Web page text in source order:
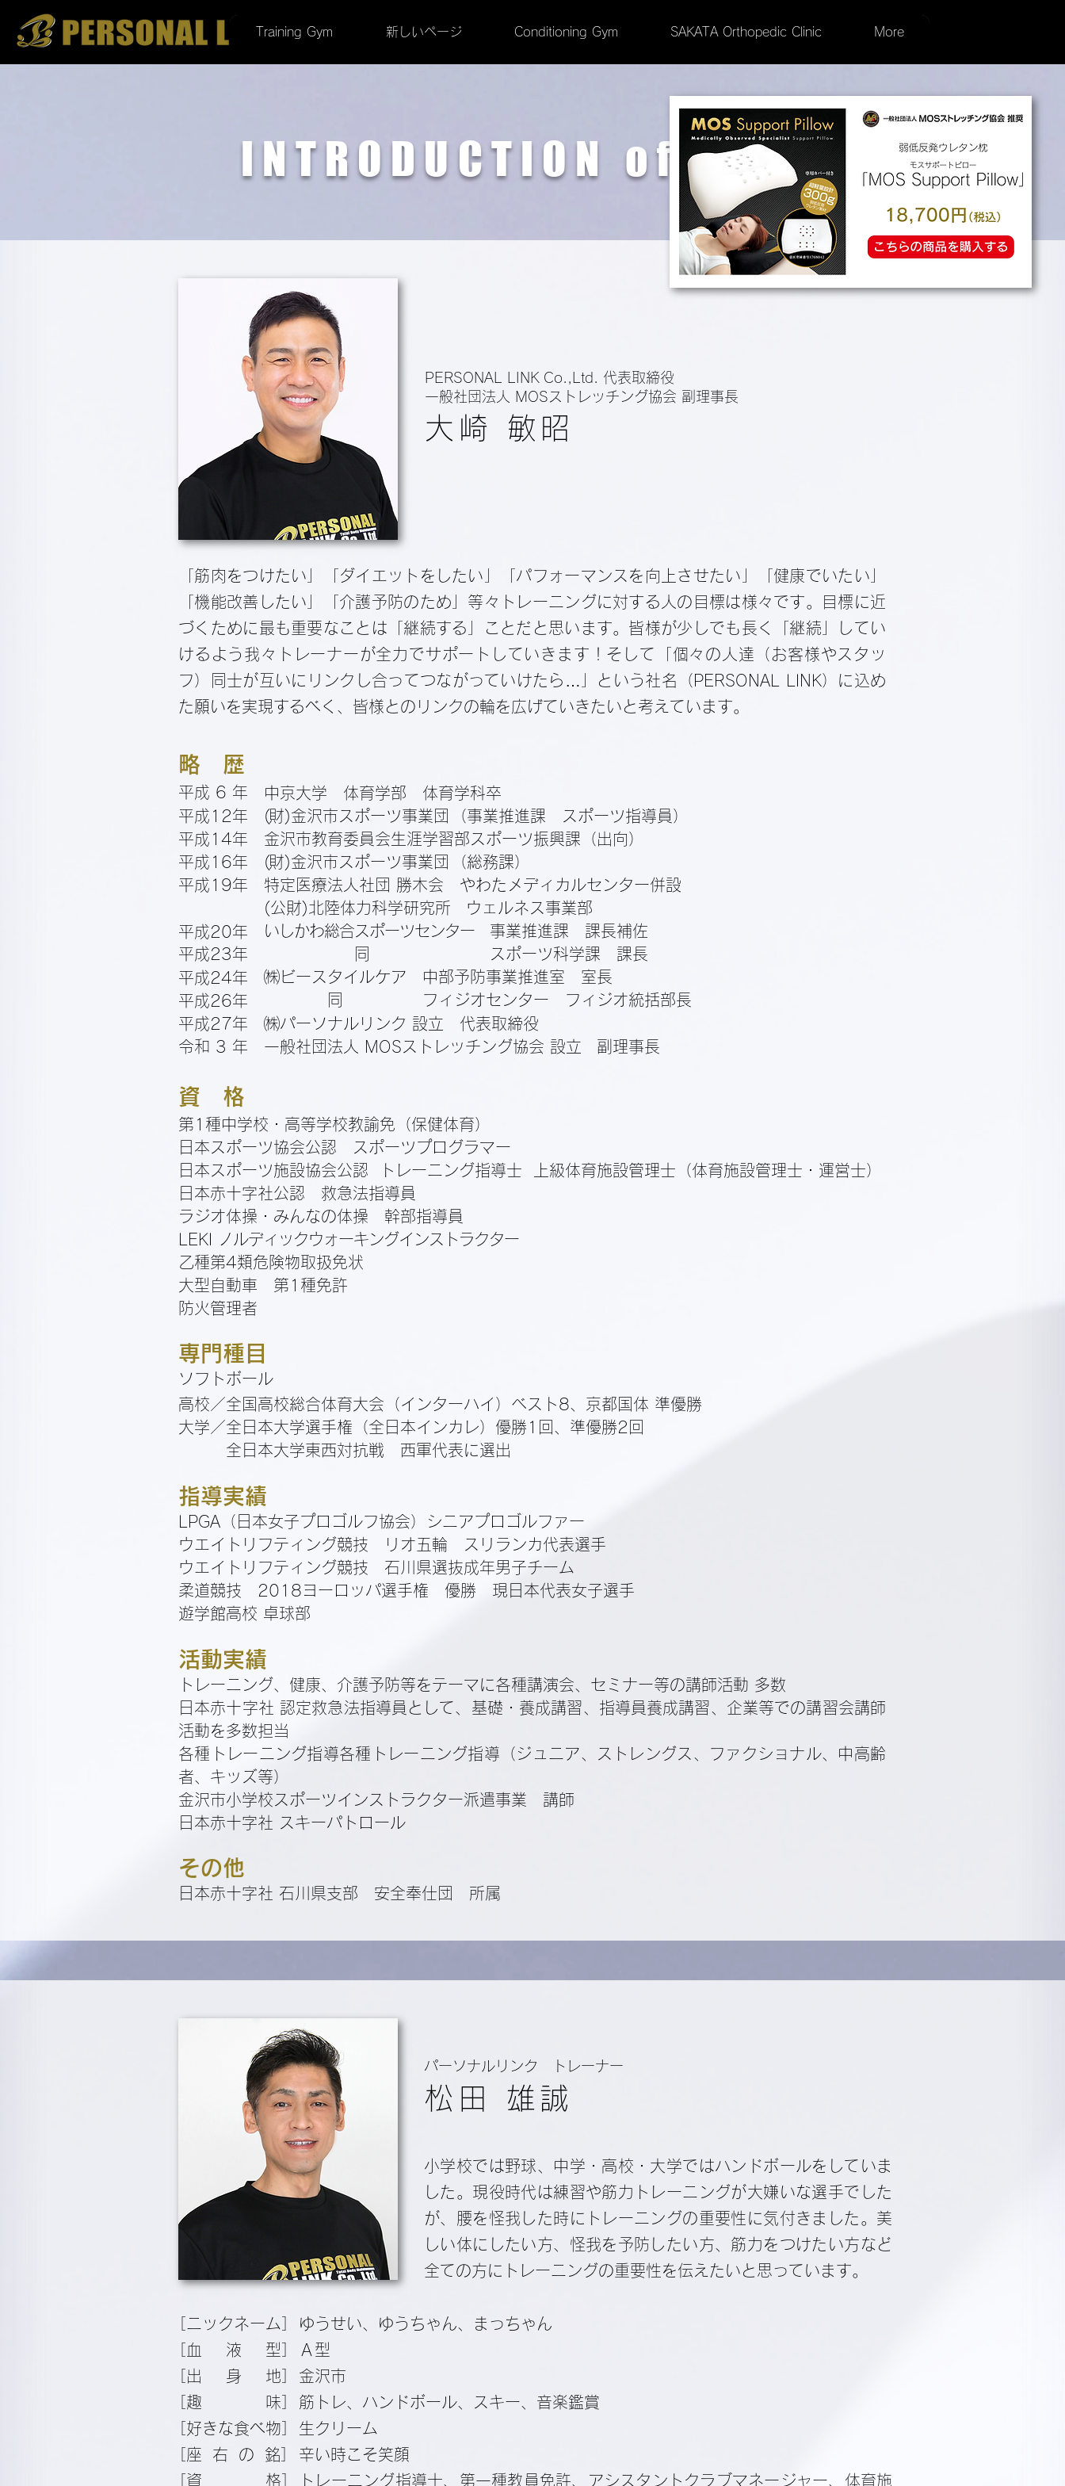
Training Gym 新しいページ Conditioning Gym SAKATA Orthopedic Clinic More
of STAFF
INTRODUCTION
PERSONAL LINK Co.,Ltd. 代表取締役
一般社団法人 MOSストレッチング協会 副理事長
大崎 敏昭
「筋肉をつけたい」「ダイエットをしたい」「パフォーマンスを向上させたい」「健康でいたい」
「機能改善したい」「介護予防のため」等々トレーニングに対する人の目標は様々です。目標に近
づくために最も重要なことは「継続する」ことだと思います。皆様が少しでも長く「継続」してい
けるよう我々トレーナーが全力でサポートしていきます！そして「個々の人達（お客様やスタッ
フ）同士が互いにリンクし合ってつながっていけたら…」という社名（PERSONAL LINK）に込め
た願いを実現するべく、皆様とのリンクの輪を広げていきたいと考えています。
略 歴
平成 6 年
中京大学 体育学部 体育学科卒
平成12年
平成14年
平成16年
平成19年
平成20年
平成23年
平成24年
平成26年
平成27年
令和 3 年
(財)金沢市スポーツ事業団
（事業推進課 スポーツ指導員）
金沢市教育委員会生涯学習部 スポーツ振興課（出向）
(財)金沢市スポーツ事業団
（総務課）
特定医療法人社団 勝木会 やわたメディカルセンター併設
ウェルネス事業部
(公財)北陸体力科学研究所
いしかわ総合スポーツセンター
事業推進課 課長補佐
同
スポーツ科学課 課長
㈱ビースタイルケア
中部予防事業推進室
同
フィジオセンター
室長
フィジオ統括部長
㈱パーソナルリンク 設立 代表取締役
一般社団法人 MOSストレッチング協会 設立
副理事長
資 格
第1種中学校・高等学校教諭免（保健体育）
日本スポーツ協会公認 スポーツプログラマー
日本スポーツ施設協会公認 トレーニング指導士 上級体育施設管理士（体育施設管理士・運営士）
日本赤十字社公認 救急法指導員
ラジオ体操・みんなの体操 幹部指導員
LEKI
ノルディックウォーキングインストラクター
乙種第4類危険物取扱免状
大型自動車 第1種免許
防火管理者
専門種目
ソフトボール
全国高校総合体育大会（インターハイ） ベスト8、京都国体 準優勝
高校／
大学／
優勝1回、準優勝2回
全日本大学選手権（全日本インカレ）
全日本大学東西対抗戦 西軍代表に選出
指導実績
LPGA（日本女子プロゴルフ協会）シニアプロゴルファー
ウエイトリフティング競技 リオ五輪 スリランカ代表選手
ウエイトリフティング競技 石川県選抜成年男子チーム
柔道競技 2018ヨーロッパ選手権 優勝 現日本代表女子選手
遊学館高校 卓球部
活動実績
トレーニング、健康、介護予防等をテーマに各種講演会、セミナー等の講師活動 多数
日本赤十字社 認定救急法指導員として、基礎・養成講習、指導員養成講習、企業等での講習会講師
活動を多数担当
各種トレーニング指導各種トレーニング指導（ジュニア、ストレングス、ファクショナル、中高齢
者、キッズ等）
金沢市小学校スポーツインストラクター派遣事業 講師
日本赤十字社 スキーパトロール
その他
日本赤十字社 石川県支部 安全奉仕団 所属
パーソナルリンク トレーナー
松田 雄誠
小学校では野球、中学・高校・大学ではハンドボールをしていま
した。現役時代は練習や筋力トレーニングが大嫌いな選手でした
が、腰を怪我した時にトレーニングの重要性に気付きました。美
しい体にしたい方、怪我を予防したい方、筋力をつけたい方など
全ての方にトレーニングの重要性を伝えたいと思っています。
［ニックネーム］
ゆうせい、ゆうちゃん、まっちゃん
血 液 型］
Ａ型
出 身 地］
金沢市
［趣 味］
筋トレ、ハンドボール、スキー、音楽鑑賞
［好きな食べ物］
生クリーム
座右の 銘］
辛い時こそ笑顔
［資 格］
トレーニング指導士、第一種教員免許、アシスタントクラブマネージャー、体育施